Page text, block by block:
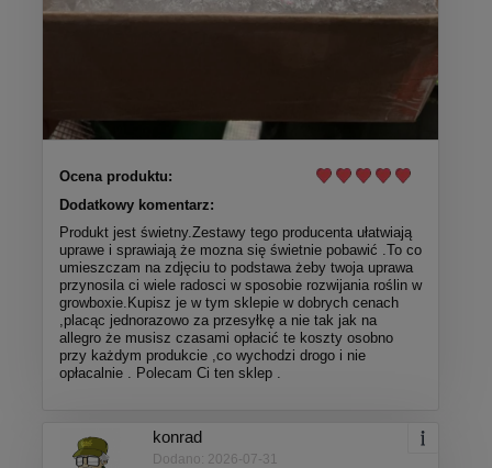
Ocena produktu:
Dodatkowy komentarz:
Produkt jest świetny.Zestawy tego producenta ułatwiają
uprawe i sprawiają że mozna się świetnie pobawić .To co
umieszczam na zdjęciu to podstawa żeby twoja uprawa
przynosila ci wiele radosci w sposobie rozwijania roślin w
growboxie.Kupisz je w tym sklepie w dobrych cenach
,placąc jednorazowo za przesyłkę a nie tak jak na
allegro że musisz czasami opłacić te koszty osobno
przy każdym produkcie ,co wychodzi drogo i nie
opłacalnie . Polecam Ci ten sklep .
konrad
Dodano: 2026-07-31